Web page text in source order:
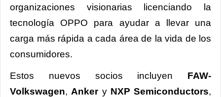
organizaciones visionarias licenciando la
tecnología OPPO para ayudar a llevar una
carga más rápida a cada área de la vida de los
consumidores.
Estos nuevos socios incluyen FAW-
Volkswagen, Ankery NXP Semiconductors,